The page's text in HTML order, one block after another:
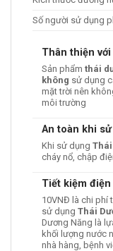
Số người sử dụng
Thân thiện
Sản phẩmthái
không sử dụng
mặt trời nên
môi trường
An toàn khi
Khi sử dụngThái
cháy nổ, chập
Tiết kiệm điện
10VNĐ là chi phí
sử dụngThái
Dương Năng là
khối lượng nước
nhà hàng, bệnh